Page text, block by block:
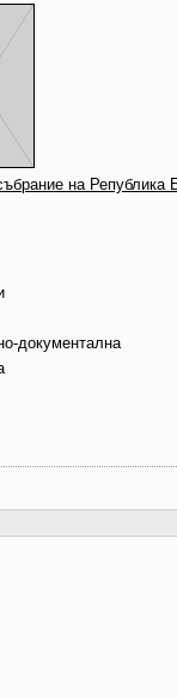
на Република
документална